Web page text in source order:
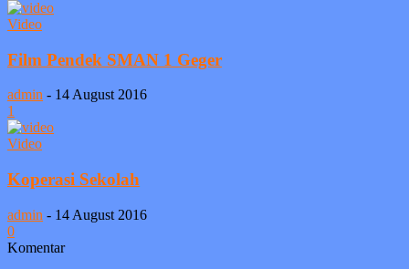
Video
Film Pendek SMAN 1 Geger
admin - 14 August 2016
1
Video
Koperasi Sekolah
admin - 14 August 2016
0
Komentar